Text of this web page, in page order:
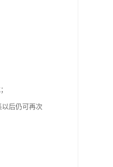
后仍可再次